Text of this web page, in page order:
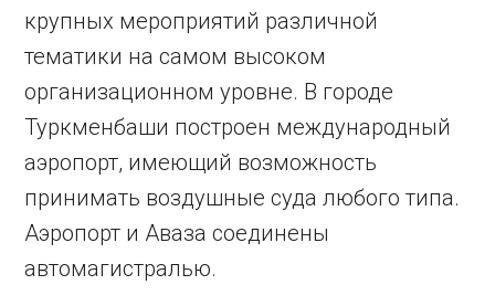
крупных мероприятий различной
тематики на самом высоком
организационном уровне. В городе
Туркменбаши построен международный
аэропорт, имеющий возможность
принимать воздушные суда любого типа.
Аэропорт и Аваза соединены
автомагистралью.